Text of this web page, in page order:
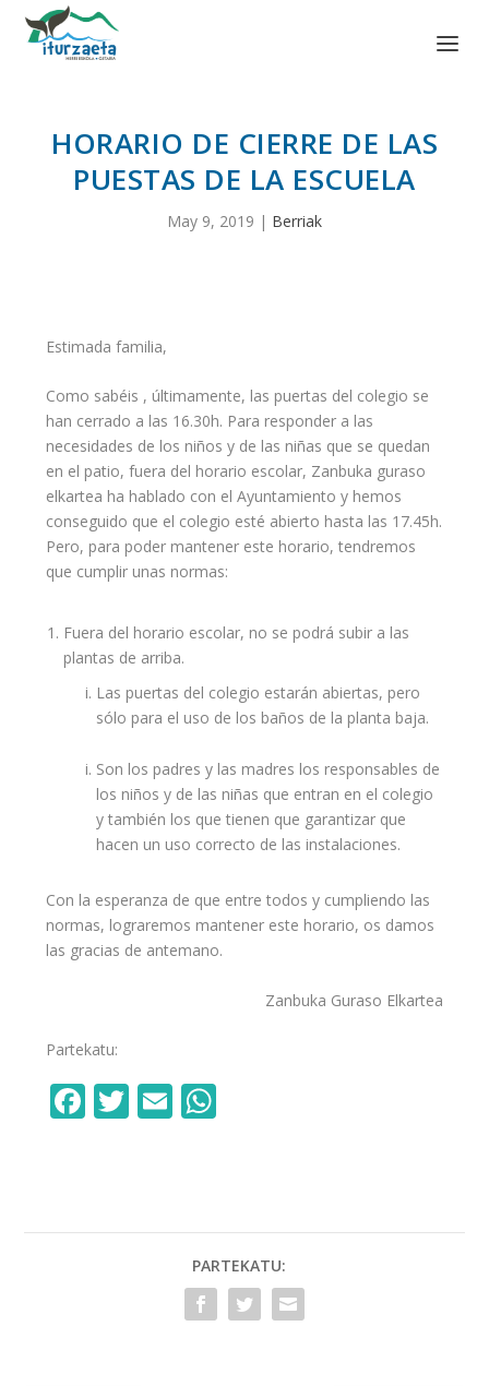
HORARIO DE CIERRE DE LAS
PUESTAS DE LA ESCUELA
May 9, 2019 | Berriak
Estimada familia,
Como sabéis , últimamente, las puertas del colegio se
han cerrado a las 16.30h. Para responder a las
necesidades de los niños y de las niñas que se quedan
en el patio, fuera del horario escolar, Zanbuka guraso
elkartea ha hablado con el Ayuntamiento y hemos
conseguido que el colegio esté abierto hasta las 17.45h.
Pero, para poder mantener este horario, tendremos
que cumplir unas normas:
Fuera del horario escolar, no se podrá subir a las
plantas de arriba.
Las puertas del colegio estarán abiertas, pero
sólo para el uso de los baños de la planta baja.
Son los padres y las madres los responsables de
los niños y de las niñas que entran en el colegio
y también los que tienen que garantizar que
hacen un uso correcto de las instalaciones.
Con la esperanza de que entre todos y cumpliendo las
normas, lograremos mantener este horario, os damos
las gracias de antemano.
Zanbuka Guraso Elkartea
Partekatu:
F
o
T E
A
p
p
PARTEKATU: